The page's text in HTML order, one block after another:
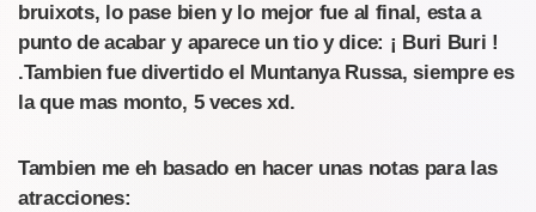
bruixots, lo pase bien y lo mejor fue al final, esta a
punto de acabar y aparece un tio y dice: ¡ Buri Buri !
.Tambien fue divertido el Muntanya Russa, siempre es
la que mas monto, 5 veces xd.
Tambien me eh basado en hacer unas notas para las
atracciones: